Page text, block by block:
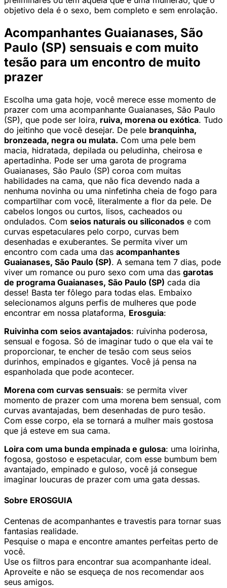
objetivo dela é o sexo, bem completo e sem enrolação.
Acompanhantes Guaianases, São
Paulo (SP) sensuais e com muito
tesão para um encontro de muito
prazer
Escolha uma gata hoje, você merece esse momento de
prazer com uma acompanhante Guaianases, São Paulo
(SP), que pode ser loira, ruiva, morena ou exótica. Tudo
do jeitinho que você desejar. De pele branquinha,
bronzeada, negra ou mulata. Com uma pele bem
macia, hidratada, depilada ou peludinha, cheirosa e
apertadinha. Pode ser uma garota de programa
Guaianases, São Paulo (SP) coroa com muitas
habilidades na cama, que não fica devendo nada a
nenhuma novinha ou uma ninfetinha cheia de fogo para
compartilhar com você, literalmente a flor da pele. De
cabelos longos ou curtos, lisos, cacheados ou
ondulados. Com seios naturais ou siliconados e com
curvas espetaculares pelo corpo, curvas bem
desenhadas e exuberantes. Se permita viver um
encontro com cada uma das acompanhantes
Guaianases, São Paulo (SP). A semana tem 7 dias, pode
viver um romance ou puro sexo com uma das garotas
de programa Guaianases, São Paulo (SP) cada dia
desse! Basta ter fôlego para todas elas. Embaixo
selecionamos alguns perfis de mulheres que pode
encontrar em nossa plataforma, Erosguia:
Ruivinha com seios avantajados: ruivinha poderosa,
sensual e fogosa. Só de imaginar tudo o que ela vai te
proporcionar, te encher de tesão com seus seios
durinhos, empinados e gigantes. Você já pensa na
espanholada que pode acontecer.
Morena com curvas sensuais: se permita viver
momento de prazer com uma morena bem sensual, com
curvas avantajadas, bem desenhadas de puro tesão.
Com esse corpo, ela se tornará a mulher mais gostosa
que já esteve em sua cama.
Loira com uma bunda empinada e gulosa: uma loirinha,
fogosa, gostoso e espetacular, com esse bumbum bem
avantajado, empinado e guloso, você já consegue
imaginar loucuras de prazer com uma gata dessas.
Sobre EROSGUIA
Centenas de acompanhantes e travestis para tornar suas
fantasias realidade.
Pesquise o mapa e encontre amantes perfeitas perto de
você.
Use os filtros para encontrar sua acompanhante ideal.
Aproveite e não se esqueça de nos recomendar aos
seus amigos.